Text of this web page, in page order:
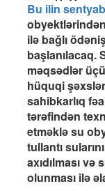
Bu ilin
ilə bağlı
başlanılacaq.
məqsədlər
hüquqi
sahibkarlıq
tərəfindən
etməklə su
tullantı
axıdılması
olunması ilə